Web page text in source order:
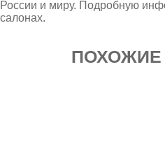
России и миру. Подробную
салонах.